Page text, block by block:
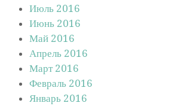
Июль 2016
Июнь 2016
Май 2016
Апрель 2016
Март 2016
Февраль 2016
Январь 2016